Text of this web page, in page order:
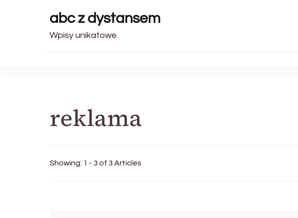
abc z dystansem
Wpisy unikatowe
reklama
Showing: 1 - 3 of 3 Articles